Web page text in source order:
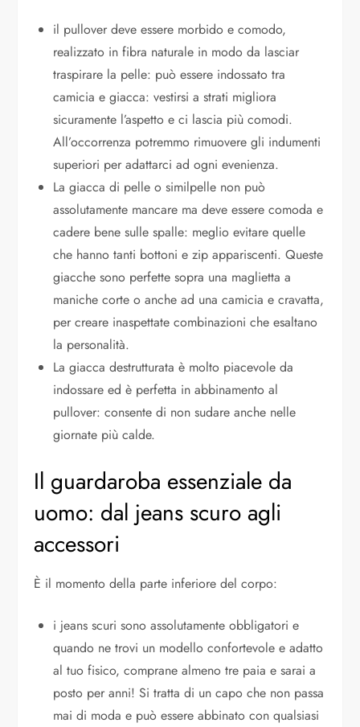
il pullover deve essere morbido e comodo,
realizzato in fibra naturale in modo da lasciar
traspirare la pelle: può essere indossato tra
camicia e giacca: vestirsi a strati migliora
sicuramente l’aspetto e ci lascia più comodi.
All’occorrenza potremmo rimuovere gli indumenti
superiori per adattarci ad ogni evenienza.
La giacca di pelle o similpelle non può
assolutamente mancare ma deve essere comoda e
cadere bene sulle spalle: meglio evitare quelle
che hanno tanti bottoni e zip appariscenti. Queste
giacche sono perfette sopra una maglietta a
maniche corte o anche ad una camicia e cravatta,
per creare inaspettate combinazioni che esaltano
la personalità.
La giacca destrutturata è molto piacevole da
indossare ed è perfetta in abbinamento al
pullover: consente di non sudare anche nelle
giornate più calde.
Il guardaroba essenziale da
uomo: dal jeans scuro agli
accessori
È il momento della parte inferiore del corpo:
i jeans scuri sono assolutamente obbligatori e
quando ne trovi un modello confortevole e adatto
al tuo fisico, comprane almeno tre paia e sarai a
posto per anni! Si tratta di un capo che non passa
mai di moda e può essere abbinato con qualsiasi